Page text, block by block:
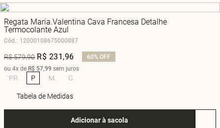
Regata Maria.Valentina Cava Francesa Detalhe
Termocolante Azul
Cód.: 12000108675000087
R$579,90 R$ 231 ,96 60% OFF
ou 4x de R$ 57,99 sem juros
PP P M G
Tabela de Medidas
Adicionar à sacola